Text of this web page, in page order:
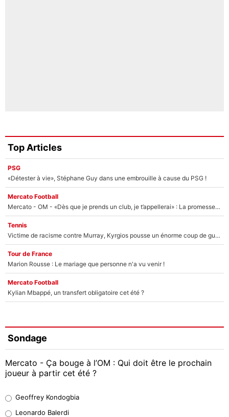
Top Articles
PSG
«Détester à vie», Stéphane Guy dans une embrouille à cause du PSG !
Mercato Football
Mercato - OM - «Dès que je prends un club, je t’appellerai» : La promesse de Marcelino au moment de claquer la porte
Tennis
Victime de racisme contre Murray, Kyrgios pousse un énorme coup de gueule !
Tour de France
Marion Rousse : Le mariage que personne n'a vu venir !
Mercato Football
Kylian Mbappé, un transfert obligatoire cet été ?
Sondage
Mercato - Ça bouge à l’OM : Qui doit être le prochain
joueur à partir cet été ?
38%
Geoffrey Kondogbia
Leonardo Balerdi